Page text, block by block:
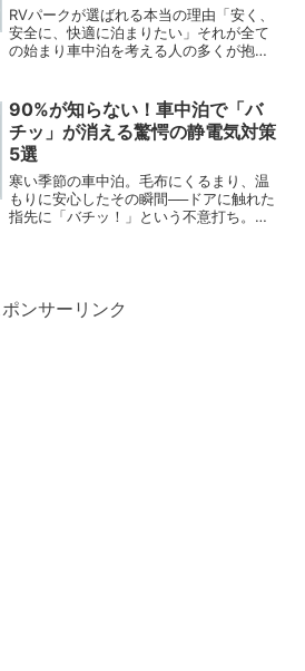
RVパークが選ばれる本当の理由「安く、
安全に、快適に泊まりたい」それが全て
の始まり車中泊を考える人の多くが抱く
いうこと。深夜に道の駅や高速PAで寝る
選択肢もありますが、...
90%が知らない！車中泊で「バ
チッ」が消える驚愕の静電気対策
5選
寒い季節の車中泊。毛布にくるまり、温
もりに安心したその瞬間──ドアに触れた
指先に「バチッ！」という不意打ち。こ
ンサーリンク